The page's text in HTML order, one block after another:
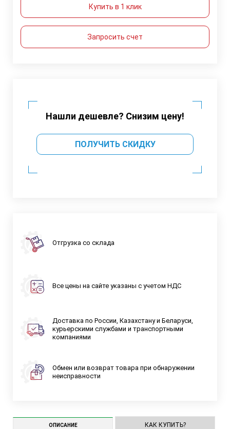
Купить в 1 клик
Запросить счет
Нашли дешевле? Снизим цену!
ПОЛУЧИТЬ СКИДКУ
Отгрузка со склада
Все цены на сайте указаны с учетом НДС
Доставка по России, Казахстану и Беларуси,
курьерскими службами и транспортными
компаниями
Обмен или возврат товара при обнаружении
неисправности
ОПИСАНИЕ КАК КУПИТЬ?